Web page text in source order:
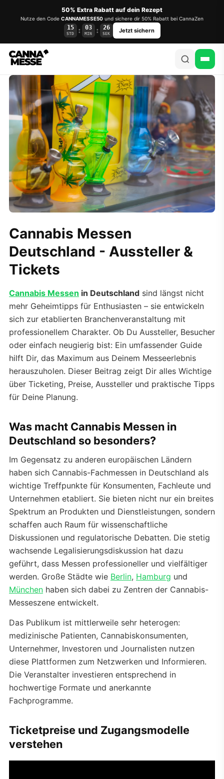
50% Extra Rabatt auf dein Rezept
Nutze den Code CANNAMESSE50 und sichere dir 50% Rabatt bei CannaZen
15
STD : 03
MIN : 25
SEK Jetzt sichern
Cannabis Messen
Deutschland - Aussteller &
Tickets
Cannabis Messen in Deutschland sind längst nicht
mehr Geheimtipps für Enthusiasten – sie entwickeln
sich zur etablierten Branchenveranstaltung mit
professionellem Charakter. Ob Du Aussteller, Besucher
oder einfach neugierig bist: Ein umfassender Guide
hilft Dir, das Maximum aus Deinem Messeerlebnis
herauszuholen. Dieser Beitrag zeigt Dir alles Wichtige
über Ticketing, Preise, Aussteller und praktische Tipps
für Deine Planung.
Was macht Cannabis Messen in
Deutschland so besonders?
Im Gegensatz zu anderen europäischen Ländern
haben sich Cannabis-Fachmessen in Deutschland als
wichtige Treffpunkte für Konsumenten, Fachleute und
Unternehmen etabliert. Sie bieten nicht nur ein breites
Spektrum an Produkten und Dienstleistungen, sondern
schaffen auch Raum für wissenschaftliche
Diskussionen und regulatorische Debatten. Die stetig
wachsende Legalisierungsdiskussion hat dazu
geführt, dass Messen professioneller und vielfältiger
werden. Große Städte wie Berlin, Hamburg und
München haben sich dabei zu Zentren der Cannabis-
Messeszene entwickelt.
Das Publikum ist mittlerweile sehr heterogen:
medizinische Patienten, Cannabiskonsumenten,
Unternehmer, Investoren und Journalisten nutzen
diese Plattformen zum Netzwerken und Informieren.
Die Veranstalter investieren entsprechend in
hochwertige Formate und anerkannte
Fachprogramme.
Ticketpreise und Zugangsmodelle
verstehen